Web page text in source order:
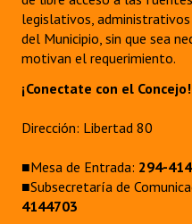
legislativos, administrativos
del Municipio, sin que sea
motivan el requerimiento.
¡Conectate con el Concejo!
Dirección: Libertad 80
■Mesa de Entrada: 294-
■Subsecretaría de
4144703